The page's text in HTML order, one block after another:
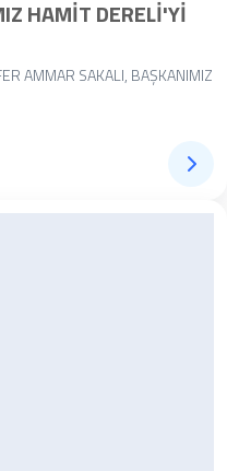
HAMİT DERELİ'Yİ
AMMAR SAKALI, BAŞKANIMIZ